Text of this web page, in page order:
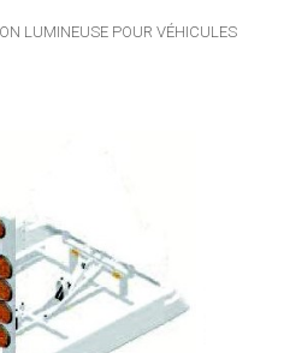
LUMINEUSE POUR VÉHICULES